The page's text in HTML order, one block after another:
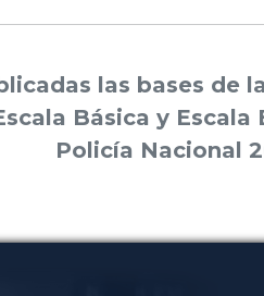
las bases de
Básica y Escala
Policía Nacional